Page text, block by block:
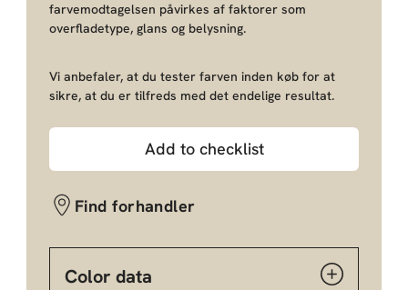
farvemodtagelsen påvirkes af faktorer som
overfladetype, glans og belysning.
Vi anbefaler, at du tester farven inden køb for at
sikre, at du er tilfreds med det endelige resultat.
Add to checklist
Find forhandler
Color data